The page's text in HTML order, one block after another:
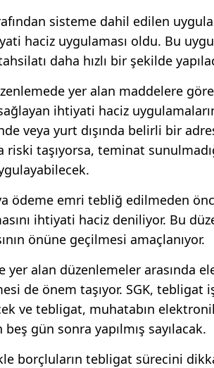
sisteme dahil edilen
haciz uygulaması oldu. Bu
daha hızlı bir şekilde
yer alan maddelere
ihtiyati haciz
veya yurt dışında belirli bir
riski taşıyorsa, teminat
ödeme emri tebliğ edilmeden
ihtiyati haciz deniliyor. Bu
önüne geçilmesi amaçlanıyor.
yer alan düzenlemeler arasında
de önem taşıyor. SGK,
ve tebligat, muhatabın
gün sonra yapılmış sayılacak.
borçluların tebligat sürecini